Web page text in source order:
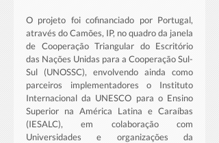
O projeto foi cofinanciado por Portugal,
através do Camões, IP, no quadro da janela
de Cooperação Triangular do Escritório
das Nações Unidas para a Cooperação Sul-
Sul (UNOSSC), envolvendo ainda como
parceiros implementadores o Instituto
Internacional da UNESCO para o Ensino
Superior na América Latina e Caraíbas
(IESALC), em colaboração com
Universidades e organizações da